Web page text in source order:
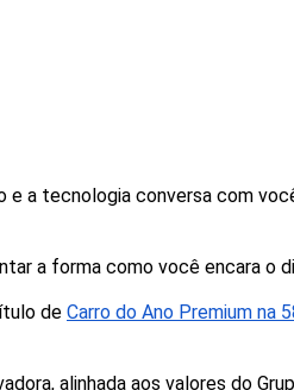
a tecnologia conversa com
a forma como você encara o
de Carro do Ano Premium na
alinhada aos valores do